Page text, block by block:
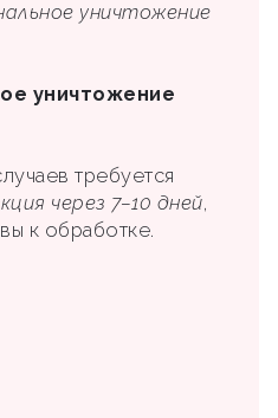
уничтожение
уничтожение
требуется
через 7–10 дней,
к обработке.